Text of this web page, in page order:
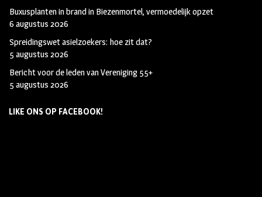
Buxusplanten in brand in Biezenmortel, vermoedelijk opzet
6 augustus 2026
Spreidingswet asielzoekers: hoe zit dat?
5 augustus 2026
Bericht voor de leden van Vereniging 55+
5 augustus 2026
LIKE ONS OP FACEBOOK!